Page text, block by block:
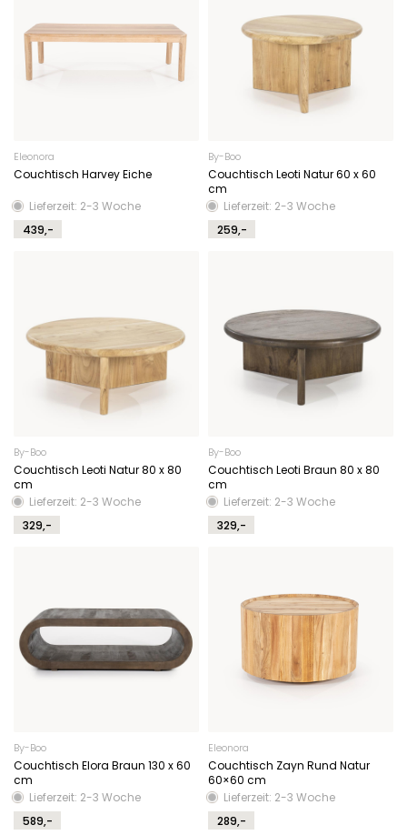
Eleonora
Couchtisch Harvey Eiche
Lieferzeit: 2-3 Woche
439,-
By-Boo
Couchtisch Leoti Natur 60 x 60
cm
Lieferzeit: 2-3 Woche
259,-
By-Boo
Couchtisch Leoti Natur 80 x 80
cm
Lieferzeit: 2-3 Woche
329,-
By-Boo
Couchtisch Leoti Braun 80 x 80
cm
Lieferzeit: 2-3 Woche
329,-
By-Boo
Couchtisch Elora Braun 130 x 60
cm
Lieferzeit: 2-3 Woche
589,-
Eleonora
Couchtisch Zayn Rund Natur
60×60 cm
Lieferzeit: 2-3 Woche
289,-